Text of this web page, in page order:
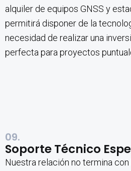
alquiler de equipos GNSS y
permitirá disponer de la
necesidad de realizar una
perfecta para proyectos
09.
Soporte Técnico
Nuestra relación no termina